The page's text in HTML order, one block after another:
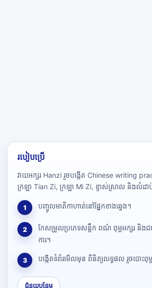
របៀបប្រើ
វាយអក្សរ Hanzi រួចបង្កើត Chinese writing
ក្រឡា Tian Zi, ក្រឡា Mi Zi, ខ្ទាស់ស្រាល និងលំដា
1 បញ្ចូលមាតិកាហាត់នៅផ្នែកខាងឆ្វេង។
2
កែសម្រួលប្រភេទសន្លឹក ពណ៌ ពុម្ពអក្សរ និងជម្
ការ។
3 បង្កើតទំព័រមើលមុន ពិនិត្យលទ្ធផល រួចបោះពុម្
ជំនួយបន្ថែម